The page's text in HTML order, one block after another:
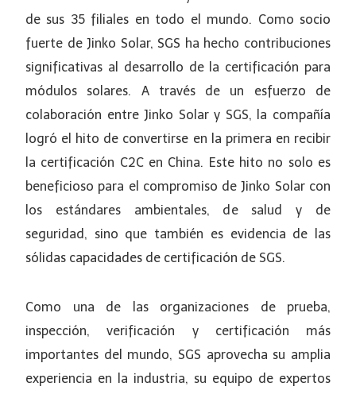
de sus 35 filiales en todo el mundo. Como socio
fuerte de Jinko Solar, SGS ha hecho contribuciones
significativas al desarrollo de la certificación para
módulos solares. A través de un esfuerzo de
colaboración entre Jinko Solar y SGS, la compañía
logró el hito de convertirse en la primera en recibir
la certificación C2C en China. Este hito no solo es
beneficioso para el compromiso de Jinko Solar con
los estándares ambientales, de salud y de
seguridad, sino que también es evidencia de las
sólidas capacidades de certificación de SGS.
Como una de las organizaciones de prueba,
inspección, verificación y certificación más
importantes del mundo, SGS aprovecha su amplia
experiencia en la industria, su equipo de expertos